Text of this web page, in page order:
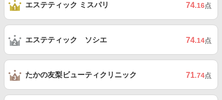
エステティック ミスパリ 74.16点
エステティック ソシエ 74.14点
たかの友梨ビューティクリニック 71.74点